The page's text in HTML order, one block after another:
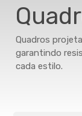
Quadros
garantindo
cada estilo.